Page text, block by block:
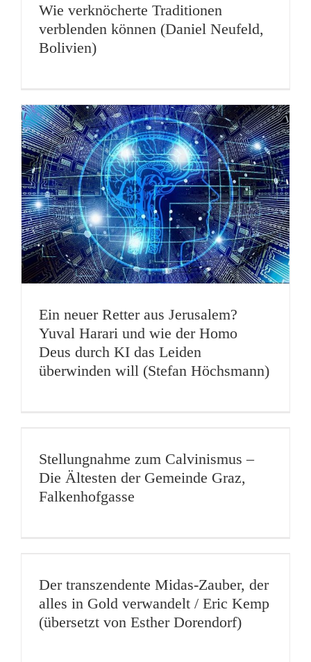
Wie verknöcherte Traditionen
verblenden können (Daniel Neufeld,
Bolivien)
Ein neuer Retter aus Jerusalem?
Yuval Harari und wie der Homo
Deus durch KI das Leiden
überwinden will (Stefan Höchsmann)
Stellungnahme zum Calvinismus –
Die Ältesten der Gemeinde Graz,
Falkenhofgasse
Der transzendente Midas-Zauber, der
alles in Gold verwandelt / Eric Kemp
(übersetzt von Esther Dorendorf)